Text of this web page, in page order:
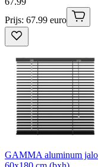
Prijs: 67.99 euro
GAMMA aluminum